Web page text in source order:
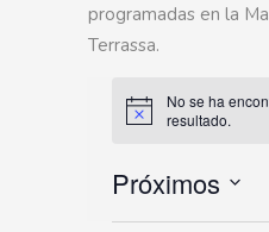
programadas en la
Terrassa.
No se ha
resultado.
Próximos
Select